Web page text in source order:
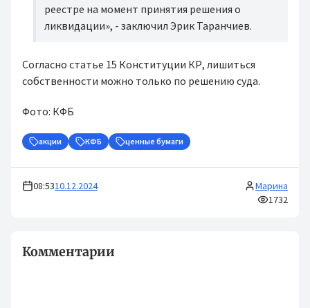
реестре на момент принятия решения о
ликвидации», - заключил Эрик Таранчиев.
Согласно статье 15 Конституции КР, лишиться
собственности можно только по решению суда.
Фото: КФБ
акции КФБ ценные бумаги
08:5310.12.2024
Марина
1732
Комментарии